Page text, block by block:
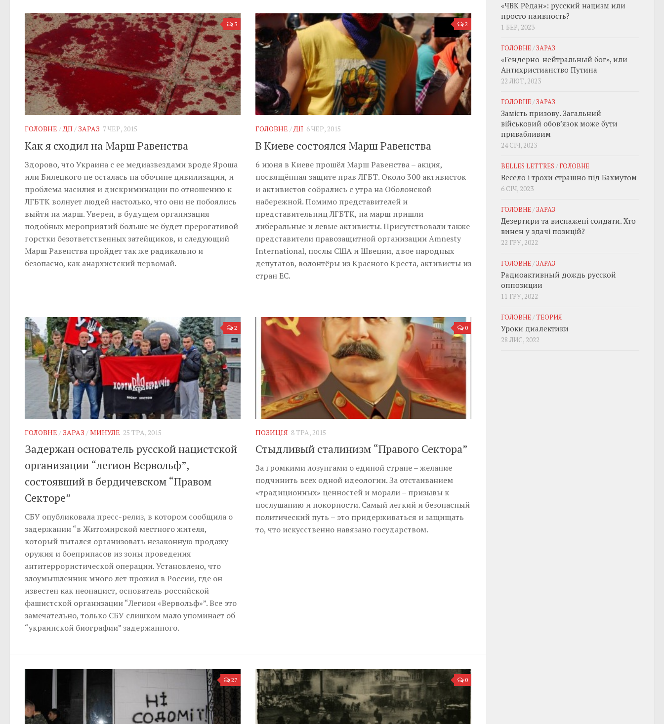
3
ГОЛОВНЕ /ДІЇ/ ЗАРАЗ 7 ЧЕР, 2015
Как я сходил на Марш Равенства
Здорово, что Украина с ее медиазвездами вроде Яроша
или Билецкого не осталась на обочине цивилизации, и
проблема насилия и дискриминации по отношению к
ЛГБТК волнует людей настолько, что они не побоялись
выйти на марш. Уверен, в будущем организация
подобных мероприятий больше не будет прерогативой
горстки безответственных затейщиков, и следующий
Марш Равенства пройдет так же радикально и
безопасно, как анархистский первомай.
2
ГОЛОВНЕ /ДІЇ 6 ЧЕР, 2015
В Киеве состоялся Марш Равенства
6 июня в Киеве прошёл Марш Равенства – акция,
посвящённая защите прав ЛГБТ. Около 300 активисток
и активистов собрались с утра на Оболонской
набережной. Помимо представителей и
представительниц ЛГБТК, на марш пришли
либеральные и левые активисты. Присутствовали также
представители правозащитной организации Amnesty
International, послы США и Швеции, двое народных
депутатов, волонтёры из Красного Креста, активисты из
стран ЕС.
2
ГОЛОВНЕ / ЗАРАЗ /МИНУЛЕ 25 ТРА, 2015
Задержан основатель русской нацистской
организации “легион Вервольф”,
состоявший в бердичевском “Правом
Секторе”
СБУ опубликовала пресс-релиз, в котором сообщила о
задержании “в Житомирской местного жителя,
который пытался организовать незаконную продажу
оружия и боеприпасов из зоны проведения
антитеррористической операции. Установлено, что
злоумышленник много лет прожил в России, где он
известен как неонацист, основатель российской
фашистской организации “Легион «Вервольф»”. Все это
замечательно, только СБУ слишком мало упоминает об
“украинской биографии” задержанного.
0
ПОЗИЦІЯ 8 ТРА, 2015
Стыдливый сталинизм “Правого Сектора”
За громкими лозунгами о единой стране – желание
подчинить всех одной идеологии. За отстаиванием
«традиционных» ценностей и морали – призывы к
послушанию и покорности. Самый легкий и безопасный
политический путь – это придерживаться и защищать
то, что искусственно навязано государством.
27 0
«ЧВК Рёдан»: русский нацизм или
просто наивность?
1 БЕР, 2023
ГОЛОВНЕ/ЗАРАЗ
«Гендерно-нейтральный бог», или
Антихристианство Путина
22 ЛЮТ, 2023
ГОЛОВНЕ/ЗАРАЗ
Замість призову. Загальний
військовий обовʼязок може бути
привабливим
24 СІЧ, 2023
BELLES LETTRES /ГОЛОВНЕ
Весело і трохи страшно під Бахмутом
6 СІЧ, 2023
ГОЛОВНЕ/ЗАРАЗ
Дезертири та виснажені солдати. Хто
винен у здачі позицій?
22 ГРУ, 2022
ГОЛОВНЕ/ЗАРАЗ
Радиоактивный дождь русской
оппозиции
11 ГРУ, 2022
ГОЛОВНЕ/ТЕОРИЯ
Уроки диалектики
28 ЛИС, 2022